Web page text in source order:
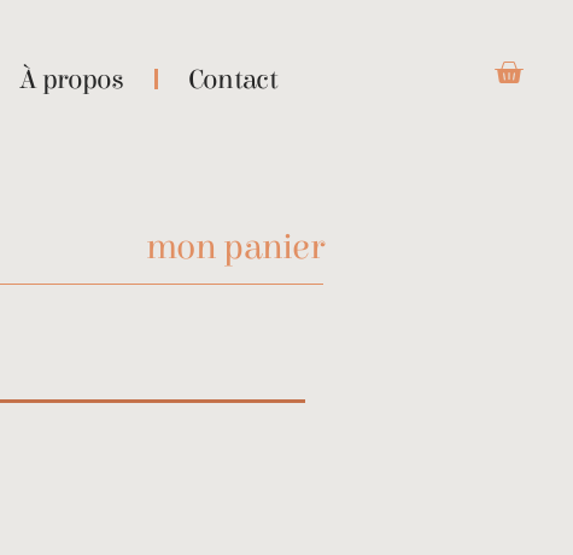
À propos Contact
mon panier